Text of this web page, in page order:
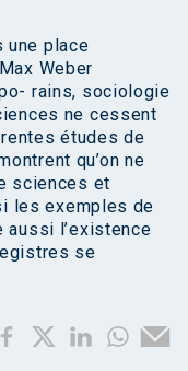
une place
Weber
rains, sociologie
ne cessent
études de
qu’on ne
sciences et
les exemples de
aussi l’existence
se